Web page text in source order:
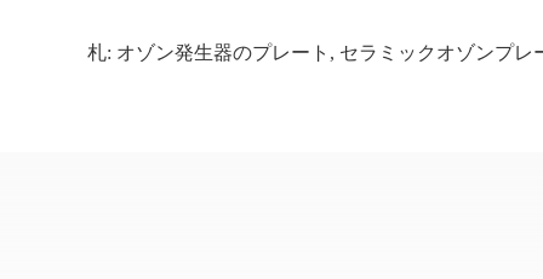
札: オゾン発生器のプレート , セラミックオゾンプレ